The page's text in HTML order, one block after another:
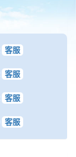
客服
客服
客服
客服